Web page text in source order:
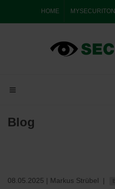
HOME MYSECURITON
Blog
08.05.2025 | Markus Strübel |